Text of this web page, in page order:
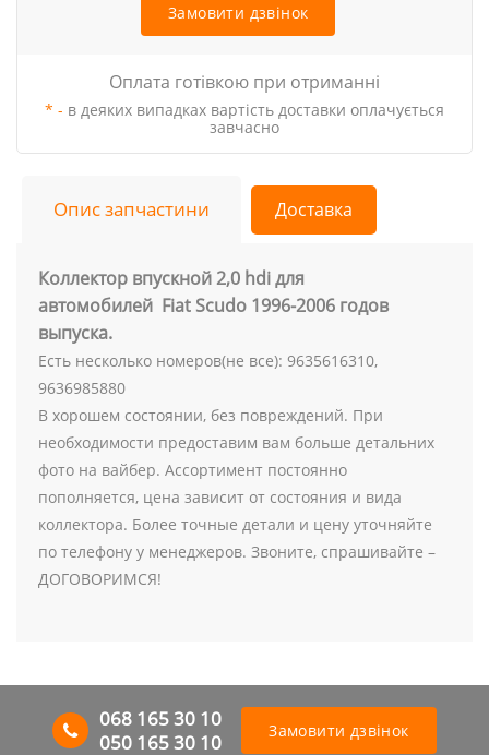
Замовити дзвінок
Оплата готівкою при отриманні
* - в деяких випадках вартість доставки оплачується
завчасно
Опис запчастини Доставка
Коллектор впускной 2,0 hdi для
автомобилей Fiat Scudo 1996-2006 годов
выпуска.
Есть несколько номеров(не все): 9635616310,
9636985880
В хорошем состоянии, без повреждений. При
необходимости предоставим вам больше детальних
фото на вайбер. Ассортимент постоянно
пополняется, цена зависит от состояния и вида
коллектора. Более точные детали и цену уточняйте
по телефону у менеджеров. Звоните, спрашивайте –
ДОГОВОРИМСЯ!
068 165 30 10
050 165 30 10
Замовити дзвінок